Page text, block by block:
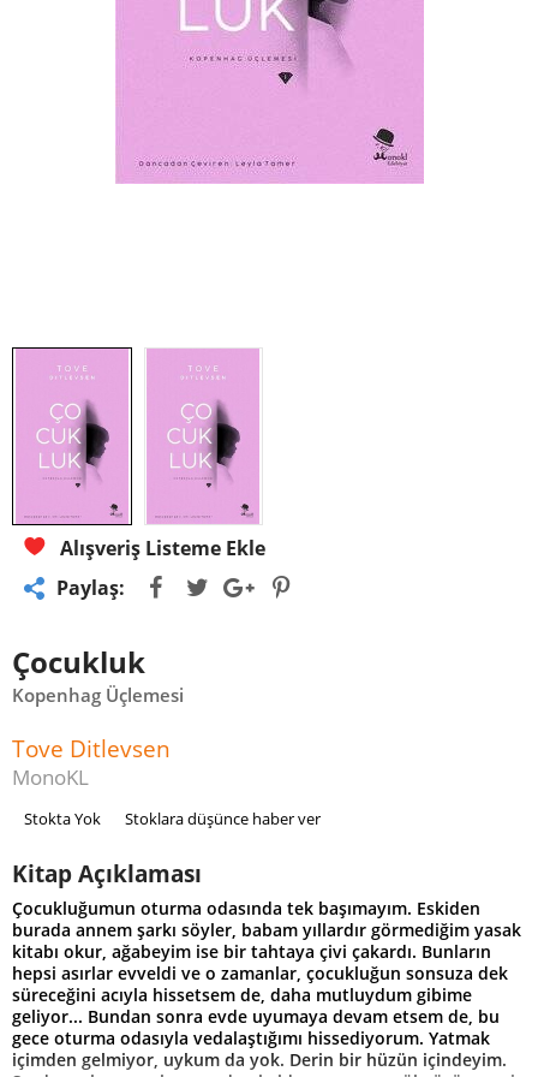
Alışveriş Listeme Ekle
Paylaş:
Çocukluk
Kopenhag Üçlemesi
Tove Ditlevsen
MonoKL
Stokta Yok Stoklara düşünce haber ver
Kitap Açıklaması
Çocukluğumun oturma odasında tek başımayım. Eskiden
burada annem şarkı söyler, babam yıllardır görmediğim yasak
kitabı okur, ağabeyim ise bir tahtaya çivi çakardı. Bunların
hepsi asırlar evveldi ve o zamanlar, çocukluğun sonsuza dek
süreceğini acıyla hissetsem de, daha mutluydum gibime
geliyor... Bundan sonra evde uyumaya devam etsem de, bu
gece oturma odasıyla vedalaştığımı hissediyorum. Yatmak
içimden gelmiyor, uykum da yok. Derin bir hüzün içindeyim.